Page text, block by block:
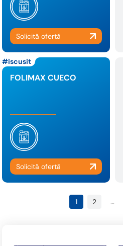
iscusit
FOLIMAX CUECO
1 2 …